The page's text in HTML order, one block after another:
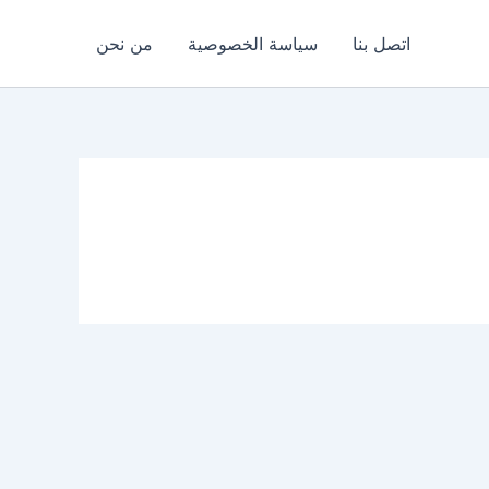
اتصل بنا سياسة الخصوصية من نحن